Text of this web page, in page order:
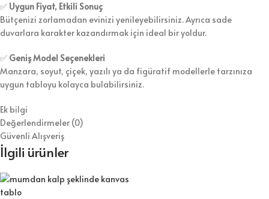
✅ Uygun Fiyat, Etkili Sonuç
Bütçenizi zorlamadan evinizi yenileyebilirsiniz. Ayrıca sade
duvarlara karakter kazandırmak için ideal bir yoldur.
✅ Geniş Model Seçenekleri
Manzara, soyut, çiçek, yazılı ya da figüratif modellerle tarzınıza
uygun tabloyu kolayca bulabilirsiniz.
Ek bilgi
Değerlendirmeler (0)
Güvenli Alışveriş
İlgili ürünler